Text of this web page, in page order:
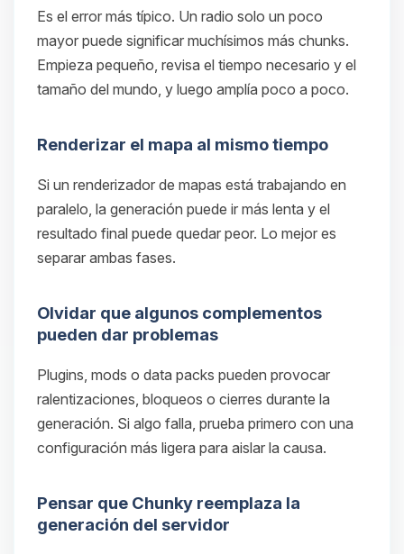
Es el error más típico. Un radio solo un poco
mayor puede significar muchísimos más chunks.
Empieza pequeño, revisa el tiempo necesario y el
tamaño del mundo, y luego amplía poco a poco.
Renderizar el mapa al mismo tiempo
Si un renderizador de mapas está trabajando en
paralelo, la generación puede ir más lenta y el
resultado final puede quedar peor. Lo mejor es
separar ambas fases.
Olvidar que algunos complementos
pueden dar problemas
Plugins, mods o data packs pueden provocar
ralentizaciones, bloqueos o cierres durante la
generación. Si algo falla, prueba primero con una
configuración más ligera para aislar la causa.
Pensar que Chunky reemplaza la
generación del servidor